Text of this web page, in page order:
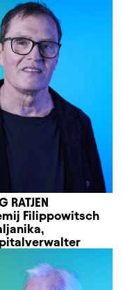
RATJEN
Filippowitsch